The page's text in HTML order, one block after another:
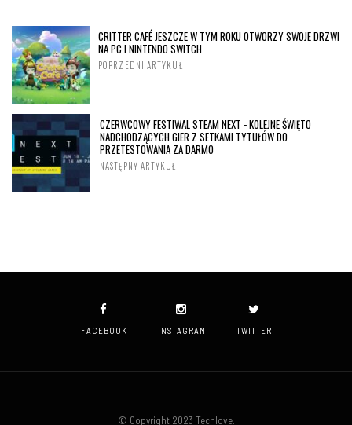
CRITTER CAFÉ JESZCZE W TYM ROKU OTWORZY SWOJE DRZWI
NA PC I NINTENDO SWITCH
POPRZEDNI ARTYKUŁ
CZERWCOWY FESTIWAL STEAM NEXT - KOLEJNE ŚWIĘTO
NADCHODZĄCYCH GIER Z SETKAMI TYTUŁÓW DO
PRZETESTOWANIA ZA DARMO
NASTĘPNY ARTYKUŁ
FACEBOOK INSTAGRAM TWITTER
© Copyright 2023 Techlove.